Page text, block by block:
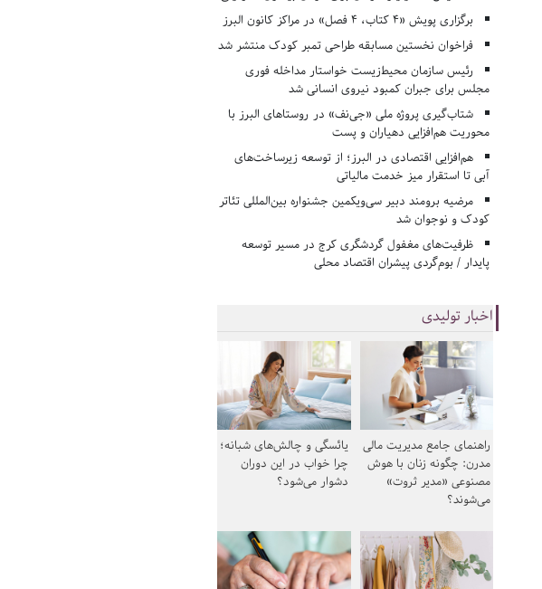
برگزاری پویش «۴ کتاب، ۴ فصل» در مراکز کانون البرز
فراخوان نخستین مسابقه طراحی تمبر کودک منتشر شد
رئیس سازمان محیط‌زیست خواستار مداخله فوری
مجلس برای جبران کمبود نیروی انسانی شد
شتاب‌گیری پروژه ملی «جی‌نف» در روستاهای البرز با
محوریت هم‌افزایی دهیاران و پست
هم‌افزایی اقتصادی در البرز؛ از توسعه زیرساخت‌های
آبی تا استقرار میز خدمت مالیاتی
مرضیه برومند دبیر سی‌ویکمین جشنواره بین‌المللی تئاتر
کودک و نوجوان شد
ظرفیت‌های مغفول گردشگری کرج در مسیر توسعه
پایدار / بوم‌گردی پیشران اقتصاد محلی
اخبار تولیدی
راهنمای جامع مدیریت مالی
مدرن: چگونه زنان با هوش
مصنوعی «مدیر ثروت»
می‌شوند؟
یائسگی و چالش‌های شبانه؛
چرا خواب در این دوران
دشوار می‌شود؟